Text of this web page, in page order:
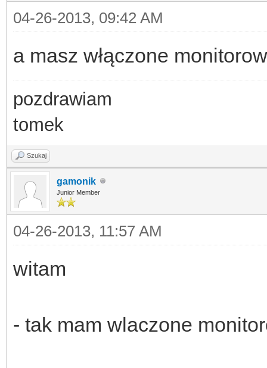
04-26-2013, 09:42 AM
a masz włączone
pozdrawiam
tomek
Szukaj
gamonik
Junior Member
04-26-2013, 11:57 AM
witam
- tak mam wlaczone